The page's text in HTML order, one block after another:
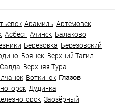
Арамиль Артёмовск
Асбест Ачинск Балаково
Березовка Березовский
Брянск Верхний Тагил
Верхняя Тура
Воткинск Глазов
Дудинка
Заозёрный